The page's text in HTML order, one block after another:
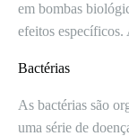
em bombas
efeitos específicos.
Bactérias
As bactérias são
uma série de